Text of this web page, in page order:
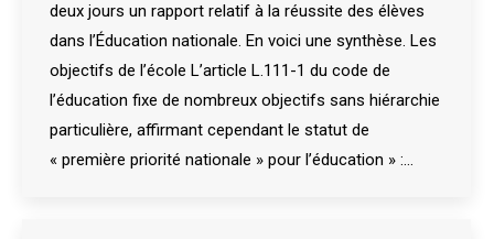
deux jours un rapport relatif à la réussite des élèves
dans l’Éducation nationale. En voici une synthèse. Les
objectifs de l’école L’article L.111-1 du code de
l’éducation fixe de nombreux objectifs sans hiérarchie
particulière, affirmant cependant le statut de
« première priorité nationale » pour l’éducation » :…